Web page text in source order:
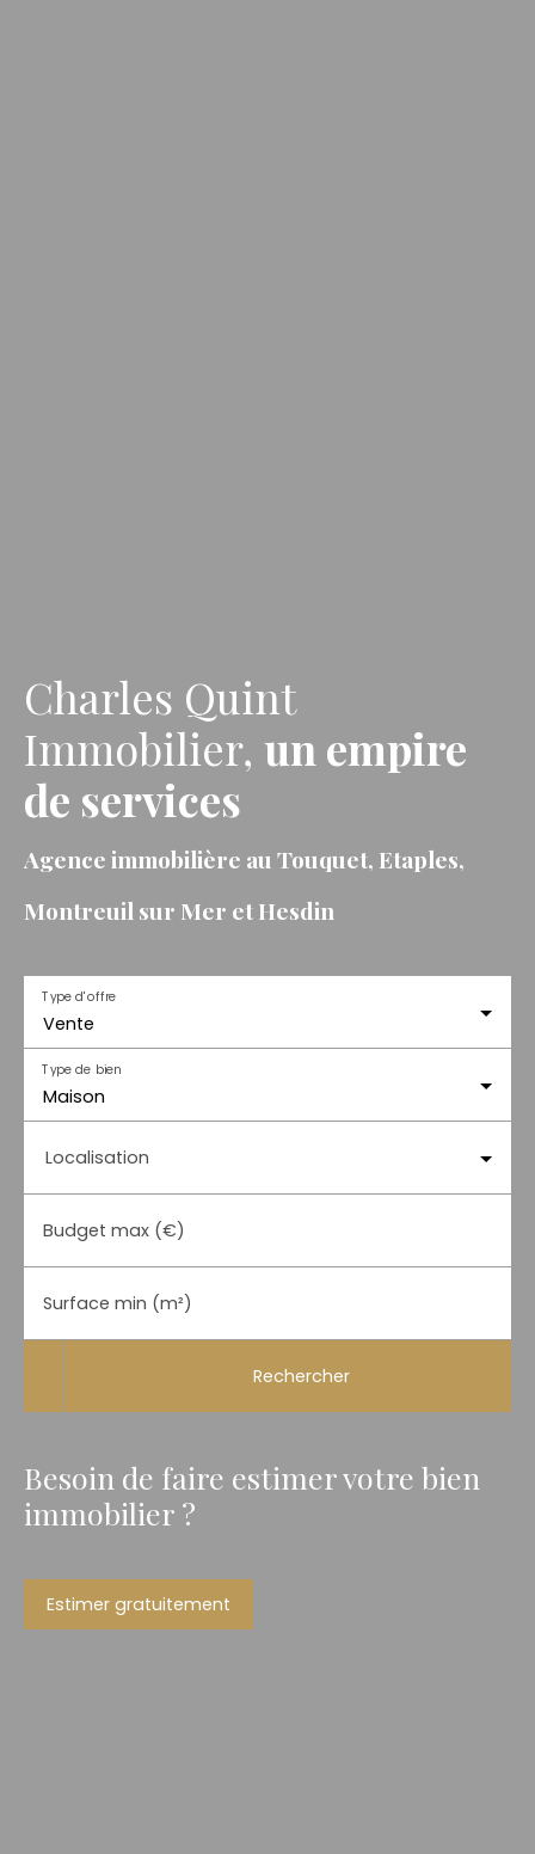
Charles Quint
Immobilier, un empire
de services
Agence immobilière au Touquet, Etaples,
Montreuil sur Mer et Hesdin
Vente
Type d'offre
Maison
Type de bien
Localisation
Budget max (€)
Surface min (m²)
Rechercher
Besoin de faire estimer votre bien
immobilier ?
Estimer gratuitement